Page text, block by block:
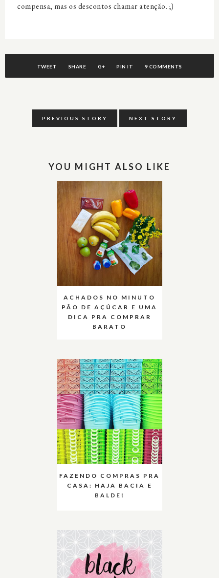
compensa, mas os descontos chamar atenção. ;)
TWEET SHARE G+ PIN IT 9 COMMENTS
PREVIOUS STORY NEXT STORY
YOU MIGHT ALSO LIKE
ACHADOS NO MINUTO
PÃO DE AÇÚCAR E UMA
DICA PRA COMPRAR
BARATO
FAZENDO COMPRAS PRA
CASA: HAJA BACIA E
BALDE!